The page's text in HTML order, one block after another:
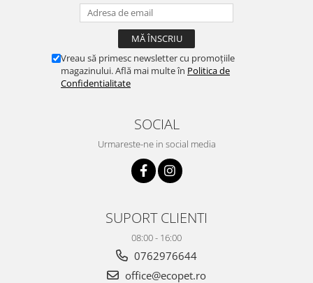
Vreau să primesc newsletter cu promoțiile
magazinului. Află mai multe în Politica de
Confidentialitate
SOCIAL
Urmareste-ne in social media
SUPORT CLIENTI
08:00 - 16:00
0762976644
office@ecopet.ro